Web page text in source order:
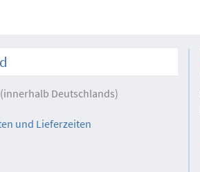
Deutschlands)
und Lieferzeiten